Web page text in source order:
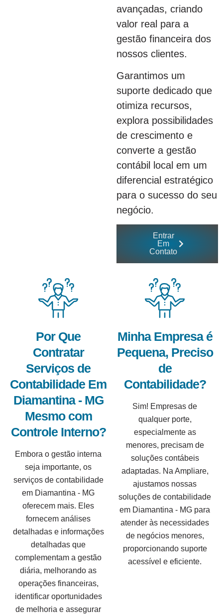
avançadas, criando
valor real para a
gestão financeira dos
nossos clientes.
Garantimos um
suporte dedicado que
otimiza recursos,
explora possibilidades
de crescimento e
converte a gestão
contábil local em um
diferencial estratégico
para o sucesso do seu
negócio.
Entrar
Em
Contato
Por Que
Contratar
Serviços de
Contabilidade Em
Diamantina - MG
Mesmo com
Controle Interno?
Embora o gestão interna
seja importante, os
serviços de contabilidade
em Diamantina - MG
oferecem mais. Eles
fornecem análises
detalhadas e informações
detalhadas que
complementam a gestão
diária, melhorando as
operações financeiras,
identificar oportunidades
de melhoria e assegurar
Minha Empresa é
Pequena, Preciso
de
Contabilidade?
Sim! Empresas de
qualquer porte,
especialmente as
menores, precisam de
soluções contábeis
adaptadas. Na Ampliare,
ajustamos nossas
soluções de contabilidade
em Diamantina - MG para
atender às necessidades
de negócios menores,
proporcionando suporte
acessível e eficiente.